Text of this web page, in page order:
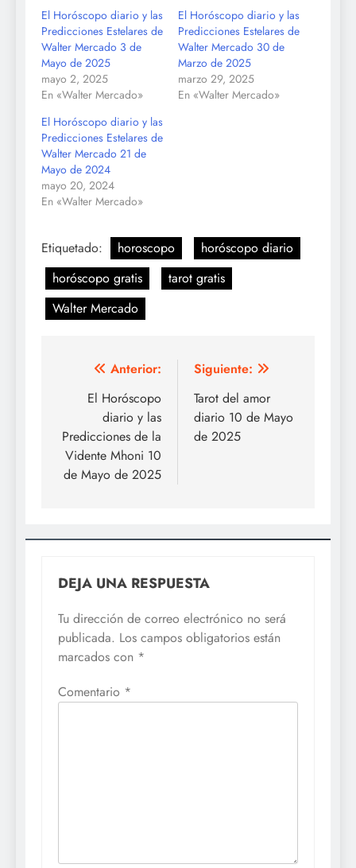
El Horóscopo diario y las
Predicciones Estelares de
Walter Mercado 3 de
Mayo de 2025
mayo 2, 2025
En «Walter Mercado»
El Horóscopo diario y las
Predicciones Estelares de
Walter Mercado 30 de
Marzo de 2025
marzo 29, 2025
En «Walter Mercado»
El Horóscopo diario y las
Predicciones Estelares de
Walter Mercado 21 de
Mayo de 2024
mayo 20, 2024
En «Walter Mercado»
Etiquetado: horoscopo
horóscopo diario
horóscopo gratis
tarot gratis
Walter Mercado
Navegación
entradas
Anterior:
El Horóscopo
diario y las
Predicciones de la
Vidente Mhoni 10
de Mayo de 2025
Siguiente:
Tarot del amor
diario 10 de Mayo
de 2025
DEJA UNA RESPUESTA
Tu dirección de correo electrónico no será
publicada. Los campos obligatorios están
marcados con *
Comentario *